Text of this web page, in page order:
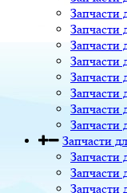
Запчасти
Запчасти
Запчасти
Запчасти
Запчасти
Запчасти
Запчасти
Запчасти
Запчасти
Запчасти
Запчасти
Запчасти